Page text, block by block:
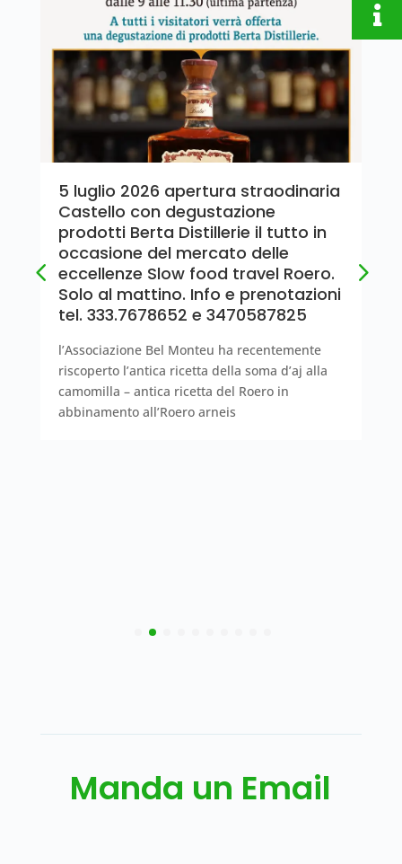
5 luglio 2026 apertura straodinaria
Castello con degustazione
prodotti Berta Distillerie il tutto in
occasione del mercato delle
eccellenze Slow food travel Roero.
Solo al mattino. Info e prenotazioni
tel. 333.7678652 e 3470587825
l’Associazione Bel Monteu ha recentemente
riscoperto l’antica ricetta della soma d’aj alla
camomilla – antica ricetta del Roero in
abbinamento all’Roero arneis
Manda un Email